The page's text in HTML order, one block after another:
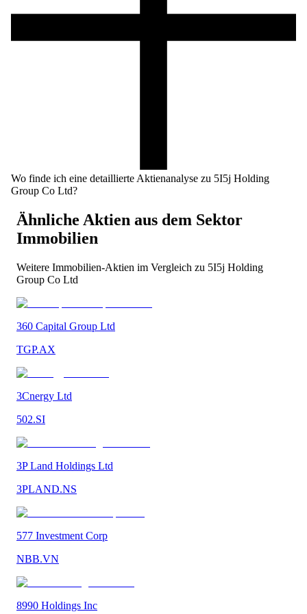
Wo finde ich eine detaillierte Aktienanalyse zu 5I5j Holding
Group Co Ltd?
Ähnliche Aktien aus dem Sektor
Immobilien
Weitere Immobilien-Aktien im Vergleich zu 5I5j Holding
Group Co Ltd
360 Capital Group Ltd
TGP.AX
3Cnergy Ltd
502.SI
3P Land Holdings Ltd
3PLAND.NS
577 Investment Corp
NBB.VN
8990 Holdings Inc